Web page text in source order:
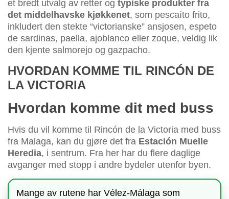
et bredt utvalg av retter og typiske produkter fra
det middelhavske kjøkkenet, som pescaíto frito,
inkludert den stekte “victorianske” ansjosen, espeto
de sardinas, paella, ajoblanco eller zoque, veldig lik
den kjente salmorejo og gazpacho.
HVORDAN KOMME TIL RINCÓN DE
LA VICTORIA
Hvordan komme dit med buss
Hvis du vil komme til Rincón de la Victoria med buss
fra Malaga, kan du gjøre det fra Estación Muelle
Heredia, i sentrum. Fra her har du flere daglige
avganger med stopp i andre bydeler utenfor byen.
Mange av rutene har Vélez-Málaga som